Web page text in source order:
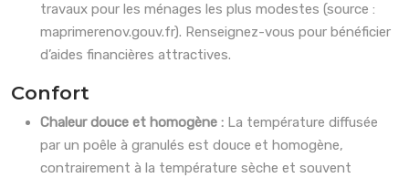
travaux pour les ménages les plus modestes (source :
maprimerenov.gouv.fr). Renseignez-vous pour bénéficier
d’aides financières attractives.
Confort
Chaleur douce et homogène : La température diffusée
par un poêle à granulés est douce et homogène,
contrairement à la température sèche et souvent